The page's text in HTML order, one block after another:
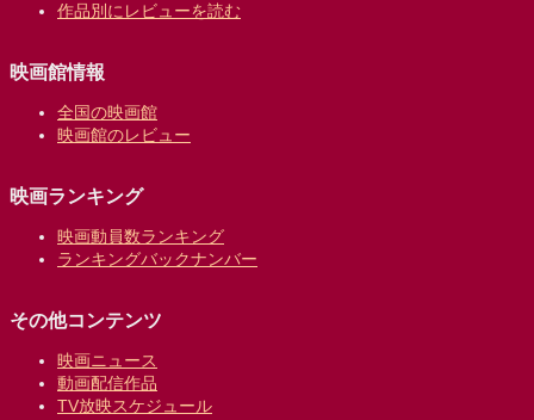
作品別にレビューを読む
映画館情報
全国の映画館
映画館のレビュー
映画ランキング
映画動員数ランキング
ランキングバックナンバー
その他コンテンツ
映画ニュース
動画配信作品
TV放映スケジュール